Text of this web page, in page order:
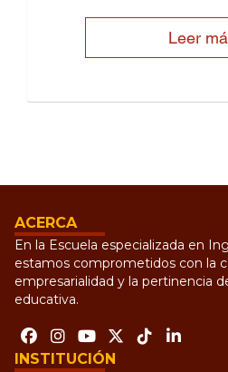
Leer
ACERCA
En la Escuela especializada en
estamos comprometidos con la
empresarialidad y la pertinencia
educativa.
INSTITUCIÓN